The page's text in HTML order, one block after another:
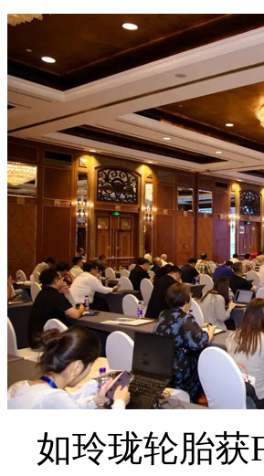
如玲珑轮胎获